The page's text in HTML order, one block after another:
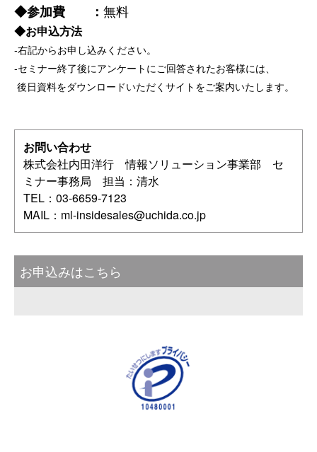
◆参加費 ： 無料
◆お申込方法
‐右記からお申し込みください。
‐セミナー終了後にアンケートにご回答されたお客様には、
後日資料をダウンロードいただくサイトをご案内いたします。
お問い合わせ
株式会社内田洋行 情報ソリューション事業部 セ
ミナー事務局 担当：清水
TEL：03-6659-7123
MAIL： ml-insidesales@uchida.co.jp
お申込みはこちら